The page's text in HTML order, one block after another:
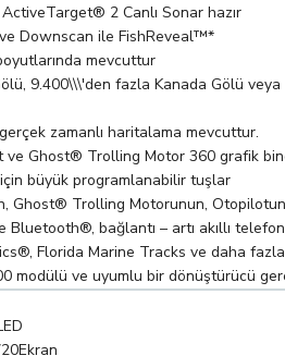
2 Canlı Sonar hazır
Downscan ile FishReveal™*
mevcuttur
9.400\\\'den fazla Kanada Gölü
zamanlı haritalama mevcuttur.
Ghost® Trolling Motor 360 grafik
büyük programlanabilir tuşlar
Ghost® Trolling Motorunun,
Bluetooth®, bağlantı – artı akıllı
Florida Marine Tracks ve daha
modülü ve uyumlu bir dönüştürücü